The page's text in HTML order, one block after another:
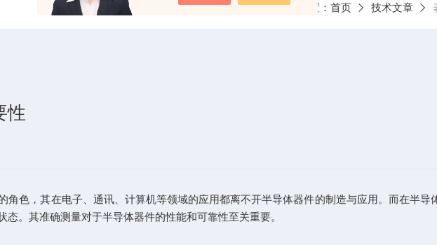
当前位置： 首页 技术文章
性
色，其在电子、通讯、计算机等领域的应用都离不开半导体器件的制造与应用。而在半导
。其准确测量对于半导体器件的性能和可靠性至关重要。